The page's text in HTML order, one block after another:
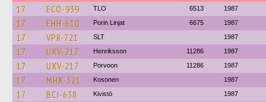
17 ECO-939 TLO 6513 1987
17 EHH-610 Porin Linjat 6675 1987
17 VPR-721 SLT 1987
17 UXV-217 Henriksson 11286 1987
17 UXV-217 Porvoon 11286 1987
17 MHX-321 Kosonen 1987
17 BCJ-638 Kivistö 1987